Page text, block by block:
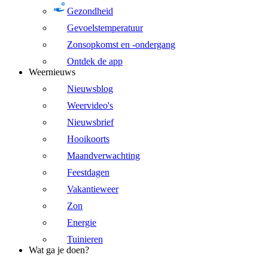
Gezondheid
Gevoelstemperatuur
Zonsopkomst en -ondergang
Ontdek de app
Weernieuws
Nieuwsblog
Weervideo's
Nieuwsbrief
Hooikoorts
Maandverwachting
Feestdagen
Vakantieweer
Zon
Energie
Tuinieren
Wat ga je doen?